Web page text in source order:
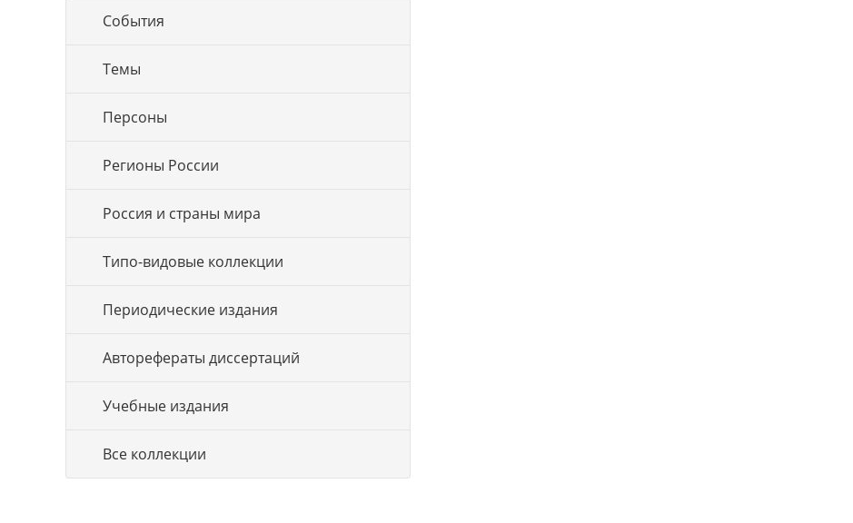
События
Темы
Персоны
Регионы России
Россия и страны мира
Типо-видовые коллекции
Периодические издания
Авторефераты диссертаций
Учебные издания
Все коллекции